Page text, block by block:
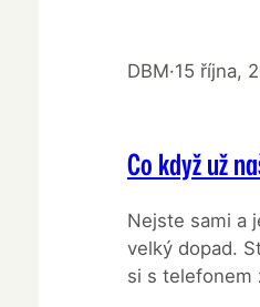
DBM·15 října,
Co když už
Nejste sami a
velký dopad.
si s telefonem